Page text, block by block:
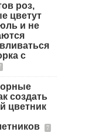
роз,
цветут
и не
с
создать
цветник
7